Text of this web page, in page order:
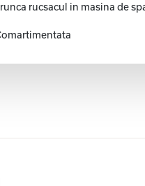
rucsacul in masina de